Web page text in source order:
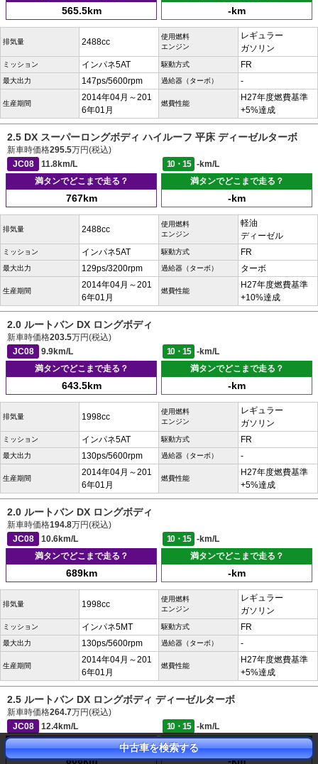
565.5km -km
排気量 2488cc
使用燃料
エンジン
レギュラー
ガソリン
ミッション インパネ5AT 駆動方式 FR
最大出力 147ps/5600rpm 過給器（ターボ） -
生産期間
2014年04月～201
6年01月
燃費性能
H27年度燃費基準
+5%達成
2.5 DX スーパーロングボディ ハイルーフ 平床 ディーゼルターボ
新車時価格295.5万円(税込)
JC08
11.8km/L 10・15
-km/L
満タンでどこまで走る？
767km
満タンでどこまで走る？
-km
排気量 2488cc
使用燃料
エンジン
軽油
ディーゼル
ミッション インパネ5AT 駆動方式 FR
最大出力 129ps/3200rpm 過給器（ターボ） ターボ
生産期間
2014年04月～201
6年01月
燃費性能
H27年度燃費基準
+10%達成
2.0 ルートバン DX ロングボディ
新車時価格203.5万円(税込)
JC08
9.9km/L 10・15
-km/L
満タンでどこまで走る？
643.5km
満タンでどこまで走る？
-km
排気量 1998cc
使用燃料
エンジン
レギュラー
ガソリン
ミッション インパネ5AT 駆動方式 FR
最大出力 130ps/5600rpm 過給器（ターボ） -
生産期間
2014年04月～201
6年01月
燃費性能
H27年度燃費基準
+5%達成
2.0 ルートバン DX ロングボディ
新車時価格194.8万円(税込)
JC08
10.6km/L 10・15
-km/L
満タンでどこまで走る？
689km
満タンでどこまで走る？
-km
排気量 1998cc
使用燃料
エンジン
レギュラー
ガソリン
ミッション インパネ5MT 駆動方式 FR
最大出力 130ps/5600rpm 過給器（ターボ） -
生産期間
2014年04月～201
6年01月
燃費性能
H27年度燃費基準
+5%達成
2.5 ルートバン DX ロングボディ ディーゼルターボ
新車時価格264.7万円(税込)
JC08
12.4km/L 10・15
-km/L
満タンでどこまで走る？
806km
満タンでどこまで走る？
-km
中古車を検索する